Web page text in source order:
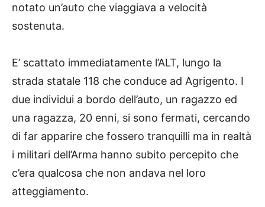
notato un’auto che viaggiava a velocità
sostenuta.
E’ scattato immediatamente l’ALT, lungo la
strada statale 118 che conduce ad Agrigento. I
due individui a bordo dell’auto, un ragazzo ed
una ragazza, 20 enni, si sono fermati, cercando
di far apparire che fossero tranquilli ma in realtà
i militari dell’Arma hanno subito percepito che
c’era qualcosa che non andava nel loro
atteggiamento.